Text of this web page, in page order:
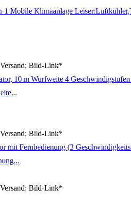
Bild-Link*
Bild-Link*
Bild-Link*